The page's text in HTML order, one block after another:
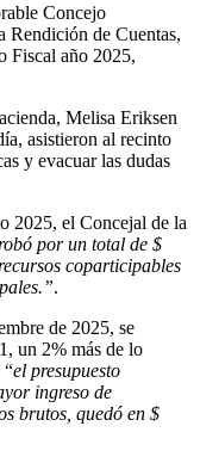
Concejo
Rendición de Cuentas,
Fiscal año 2025,
Melisa Eriksen
asistieron al recinto
y evacuar las dudas
2025, el Concejal de la
por un total de $
coparticipables
.
de 2025, se
un 2% más de lo
“el presupuesto
ingreso de
brutos, quedó en $